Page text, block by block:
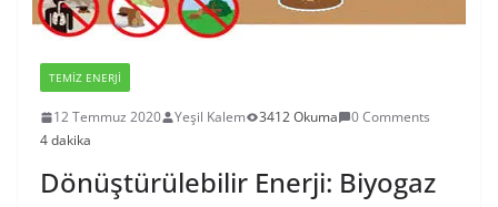
TEMIZ ENERJI
12 Temmuz 2020 Yeşil Kalem 3412 Okuma
0 Comments
4 dakika
Dönüştürülebilir Enerji: Biyogaz